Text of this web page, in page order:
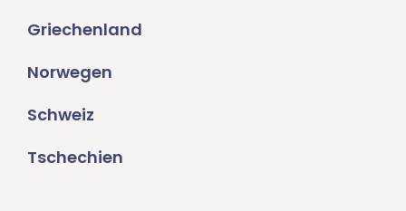
Griechenland
Norwegen
Schweiz
Tschechien